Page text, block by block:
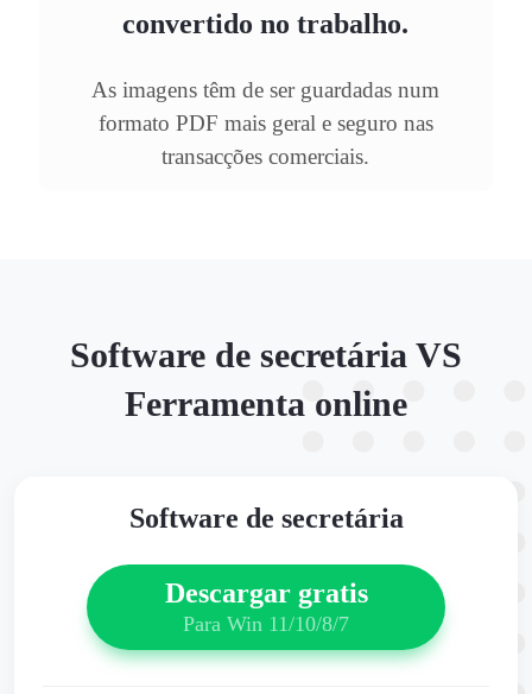
convertido no trabalho.
As imagens têm de ser guardadas num
formato PDF mais geral e seguro nas
transacções comerciais.
Software de secretária VS
Ferramenta online
Software de secretária
Descargar gratis
Para Win 11/10/8/7